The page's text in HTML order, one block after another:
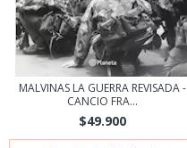
MALVINAS LA GUERRA REVISADA -
CANCIO FRA...
$49.900